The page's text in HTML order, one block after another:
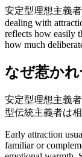
安定型理想主義
dealing with
reflects how easily
how much
なぜ惹か
安定型理想主義
型伝統主義者は
Early attraction
familiar or